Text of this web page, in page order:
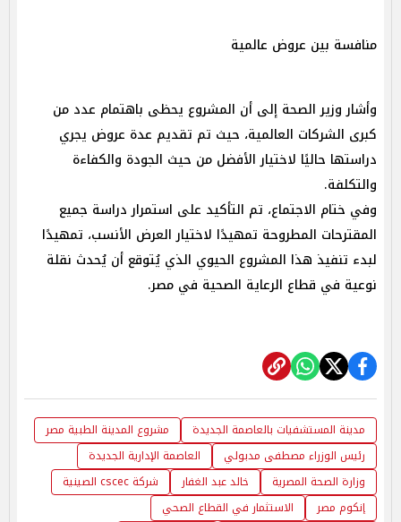
منافسة بين عروض عالمية
وأشار وزير الصحة إلى أن المشروع يحظى باهتمام عدد من
كبرى الشركات العالمية، حيث تم تقديم عدة عروض يجري
دراستها حاليًا لاختيار الأفضل من حيث الجودة والكفاءة
والتكلفة.
وفي ختام الاجتماع، تم التأكيد على استمرار دراسة جميع
المقترحات المطروحة تمهيدًا لاختيار العرض الأنسب، تمهيدًا
لبدء تنفيذ هذا المشروع الحيوي الذي يُتوقع أن يُحدث نقلة
نوعية في قطاع الرعاية الصحية في مصر.
مدينة المستشفيات بالعاصمة الجديدة
مشروع المدينة الطبية مصر
رئيس الوزراء مصطفى مدبولي
العاصمة الإدارية الجديدة
وزارة الصحة المصرية
خالد عبد الغفار
شركة cscec الصينية
إنكوم مصر
الاستثمار في القطاع الصحي